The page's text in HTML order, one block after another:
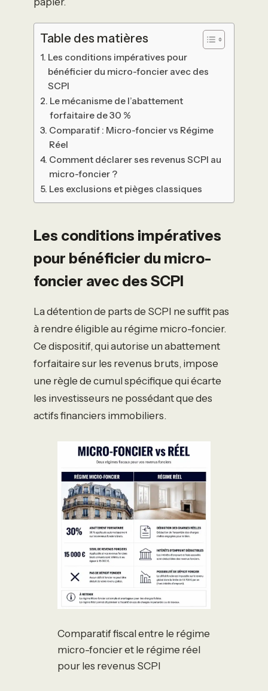
Table des matières
Les conditions impératives pour
bénéficier du micro-foncier avec des
SCPI
Le mécanisme de l’abattement
forfaitaire de 30 %
Comparatif : Micro-foncier vs Régime
Réel
Comment déclarer ses revenus SCPI au
micro-foncier ?
Les exclusions et pièges classiques
Les conditions impératives
pour bénéficier du micro-
foncier avec des SCPI
La détention de parts de SCPI ne suffit pas
à rendre éligible au régime micro-foncier.
Ce dispositif, qui autorise un abattement
forfaitaire sur les revenus bruts, impose
une règle de cumul spécifique qui écarte
les investisseurs ne possédant que des
actifs financiers immobiliers.
Comparatif fiscal entre le régime
micro-foncier et le régime réel
pour les revenus SCPI